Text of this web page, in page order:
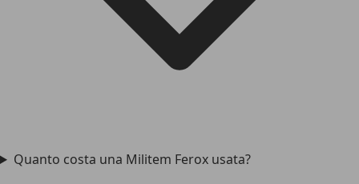
Quanto costa una Militem Ferox usata?